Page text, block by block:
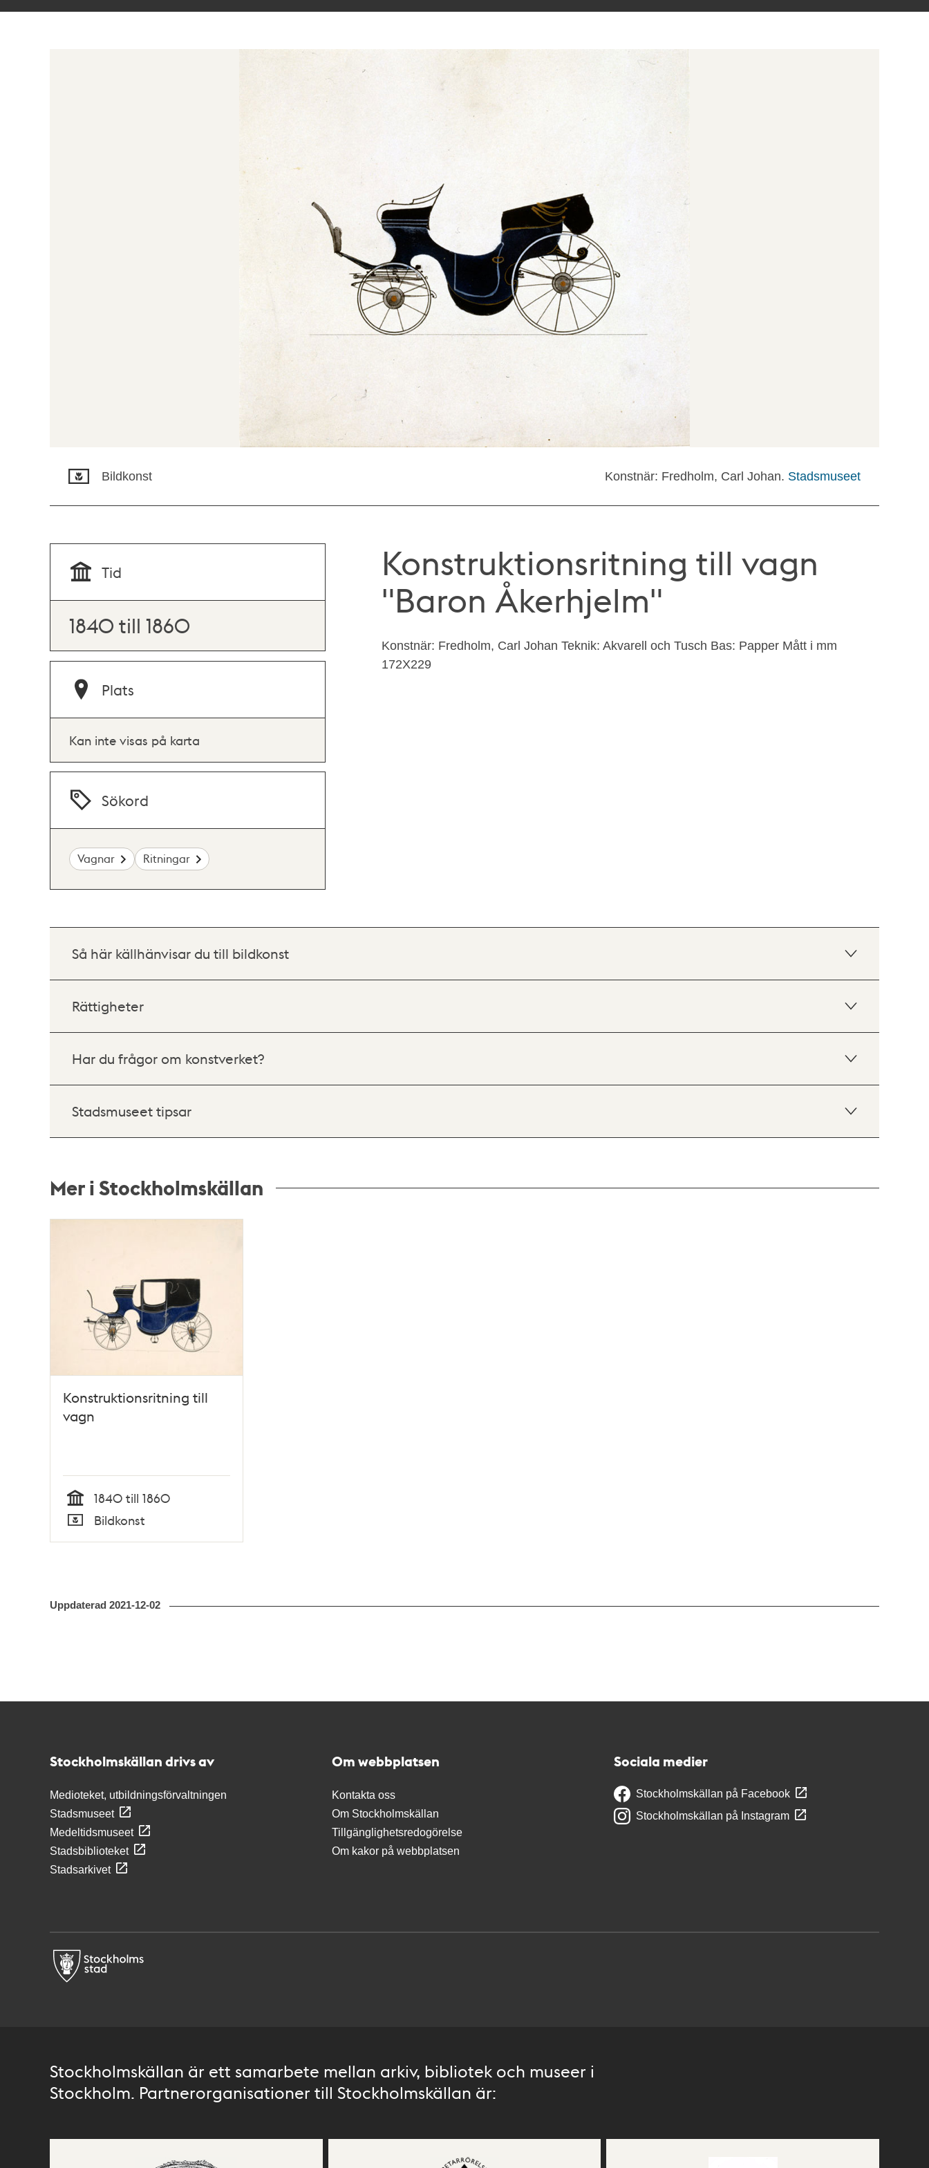
Bildkonst Konstnär: Fredholm, Carl Johan. Stadsmuseet
Konstruktionsritning till vagn
"Baron Åkerhjelm"
Konstnär: Fredholm, Carl Johan Teknik: Akvarell och Tusch Bas: Papper Mått i mm
172X229
Tid
1840 till 1860
Plats
Kan inte visas på karta
Sökord
Vagnar Ritningar
Så här källhänvisar du till bildkonst
Rättigheter
Har du frågor om konstverket?
Stadsmuseet tipsar
Mer i Stockholmskällan
Konstruktionsritning till
vagn
Tid
1840 till 1860
Typ
Bildkonst
Uppdaterad 2021-12-02
Stockholmskällan drivs av
Medioteket, utbildningsförvaltningen
Stadsmuseet
Medeltidsmuseet
Stadsbiblioteket
Stadsarkivet
Om webbplatsen
Kontakta oss
Om Stockholmskällan
Tillgänglighetsredogörelse
Om kakor på webbplatsen
Sociala medier
Stockholmskällan på Facebook
Stockholmskällan på Instagram
Stockholmskällan är ett samarbete mellan arkiv, bibliotek och museer i
Stockholm. Partnerorganisationer till Stockholmskällan är: